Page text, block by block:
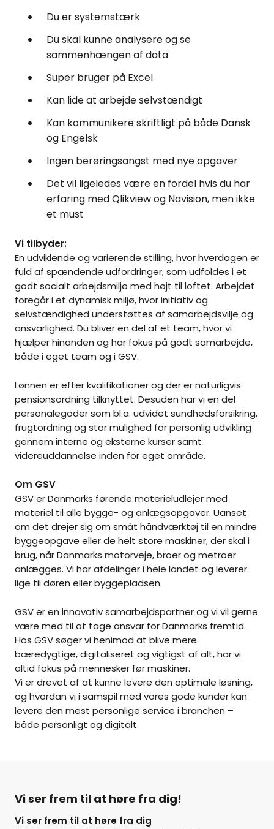
Du er systemstærk
Du skal kunne analysere og se
sammenhængen af data
Super bruger på Excel
Kan lide at arbejde selvstændigt
Kan kommunikere skriftligt på både Dansk
og Engelsk
Ingen berøringsangst med nye opgaver
Det vil ligeledes være en fordel hvis du har
erfaring med Qlikview og Navision, men ikke
et must
Vi tilbyder:
En udviklende og varierende stilling, hvor hverdagen er
fuld af spændende udfordringer, som udfoldes i et
godt socialt arbejdsmiljø med højt til loftet. Arbejdet
foregår i et dynamisk miljø, hvor initiativ og
selvstændighed understøttes af samarbejdsvilje og
ansvarlighed. Du bliver en del af et team, hvor vi
hjælper hinanden og har fokus på godt samarbejde,
både i eget team og i GSV.
Lønnen er efter kvalifikationer og der er naturligvis
pensionsordning tilknyttet. Desuden har vi en del
personalegoder som bl.a. udvidet sundhedsforsikring,
frugtordning og stor mulighed for personlig udvikling
gennem interne og eksterne kurser samt
videreuddannelse inden for eget område.
Om GSV
GSV er Danmarks førende materieludlejer med
materiel til alle bygge- og anlægsopgaver. Uanset
om det drejer sig om småt håndværktøj til en mindre
byggeopgave eller de helt store maskiner, der skal i
brug, når Danmarks motorveje, broer og metroer
anlægges. Vi har afdelinger i hele landet og leverer
lige til døren eller byggepladsen.
GSV er en innovativ samarbejdspartner og vi vil gerne
være med til at tage ansvar for Danmarks fremtid.
Hos GSV søger vi henimod at blive mere
bæredygtige, digitaliseret og vigtigst af alt, har vi
altid fokus på mennesker før maskiner.
Vi er drevet af at kunne levere den optimale løsning,
og hvordan vi i samspil med vores gode kunder kan
levere den mest personlige service i branchen –
både personligt og digitalt.
Vi ser frem til at høre fra dig!
Vi ser frem til at høre fra dig